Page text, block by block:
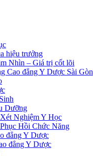
hiệu trưởng
Nhìn – Giá trị cốt lõi
Cao đẳng Y Dược Sài Gòn
Dưỡng
Nghiệm Y Học
Hồi Chức Năng
đẳng Y Dược
đẳng Y Dược